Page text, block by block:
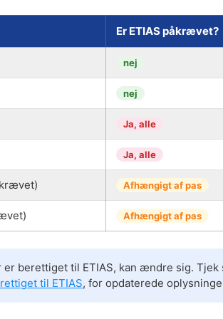
Er ETIAS påkrævet?
nej
nej
Ja, alle
Ja, alle
Afhængigt af pas
Afhængigt af pas
er berettiget til ETIAS, kan ændre sig.
til ETIAS, for opdaterede